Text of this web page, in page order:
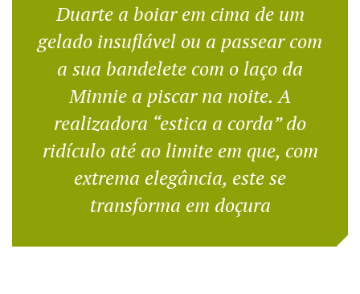
Duarte a boiar em cima de um
gelado insuflável ou a passear com
a sua bandelete com o laço da
Minnie a piscar na noite. A
realizadora “estica a corda” do
ridículo até ao limite em que, com
extrema elegância, este se
transforma em doçura